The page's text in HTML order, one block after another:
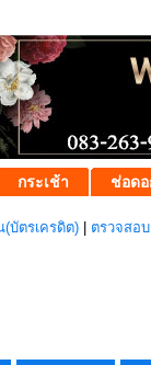
กระเช้า ช่อดอ
(บัตรเครดิต) ตรวจสอ